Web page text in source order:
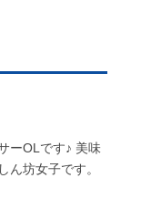
ーOLです♪ 美味
ん坊女子です。